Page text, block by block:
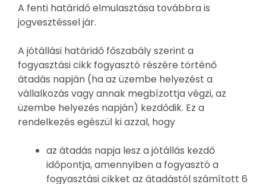
A fenti határidő elmulasztása továbbra is
jogvesztéssel jár.
A jótállási határidő főszabály szerint a
fogyasztási cikk fogyasztó részére történő
átadás napján (ha az üzembe helyezést a
vállalkozás vagy annak megbízottja végzi, az
üzembe helyezés napján) kezdődik. Ez a
rendelkezés egészül ki azzal, hogy
az átadás napja lesz a jótállás kezdő
időpontja, amennyiben a fogyasztó a
fogyasztási cikket az átadástól számított 6